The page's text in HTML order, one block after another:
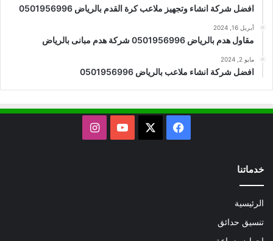
افضل شركة انشاء وتجهيز ملاعب كرة القدم بالرياض 0501956996
أبريل 16, 2024
مقاول هدم بالرياض 0501956996 شركة هدم مبانى بالرياض
مايو 2, 2024
افضل شركة انشاء ملاعب بالرياض 0501956996
فيسبوك يوتيوبانستقرام
خدماتنا
الرئيسية
تنسيق حدائق